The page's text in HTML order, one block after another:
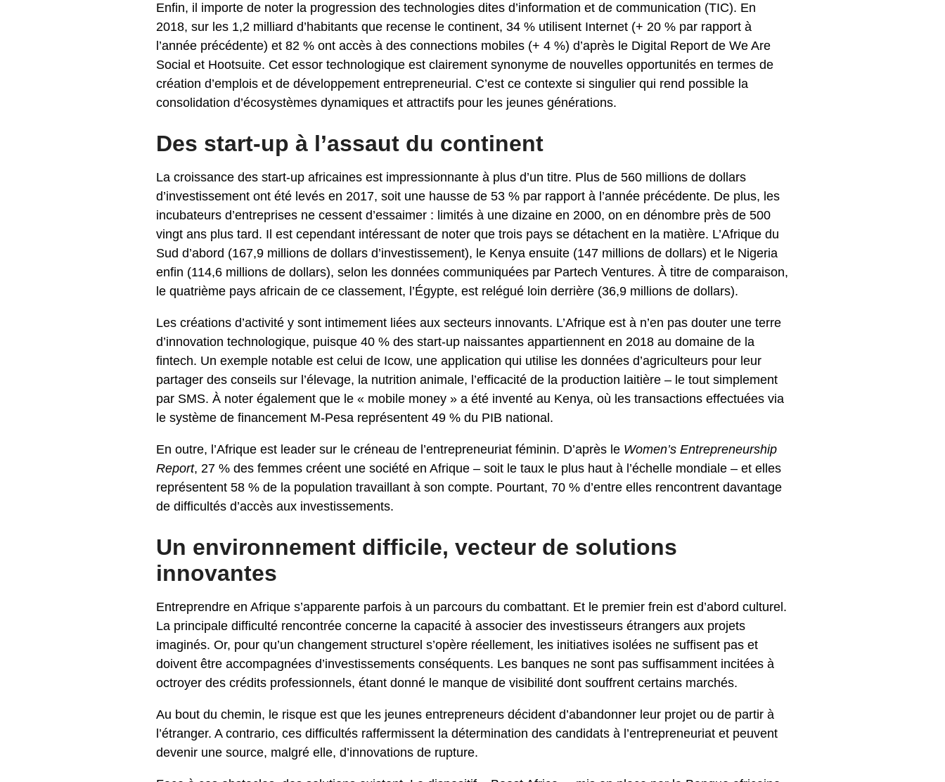
Enfin, il importe de noter la progression des technologies dites d’information et de communication (TIC). En
2018, sur les 1,2 milliard d’habitants que recense le continent, 34 % utilisent Internet (+ 20 % par rapport à
l’année précédente) et 82 % ont accès à des connections mobiles (+ 4 %) d’après le Digital Report de We Are
Social et Hootsuite. Cet essor technologique est clairement synonyme de nouvelles opportunités en termes de
création d’emplois et de développement entrepreneurial. C’est ce contexte si singulier qui rend possible la
consolidation d’écosystèmes dynamiques et attractifs pour les jeunes générations.
Des start-up à l’assaut du continent
La croissance des start-up africaines est impressionnante à plus d’un titre. Plus de 560 millions de dollars
d’investissement ont été levés en 2017, soit une hausse de 53 % par rapport à l’année précédente. De plus, les
incubateurs d’entreprises ne cessent d’essaimer : limités à une dizaine en 2000, on en dénombre près de 500
vingt ans plus tard. Il est cependant intéressant de noter que trois pays se détachent en la matière. L’Afrique du
Sud d’abord (167,9 millions de dollars d’investissement), le Kenya ensuite (147 millions de dollars) et le Nigeria
enfin (114,6 millions de dollars), selon les données communiquées par Partech Ventures. À titre de comparaison,
le quatrième pays africain de ce classement, l’Égypte, est relégué loin derrière (36,9 millions de dollars).
Les créations d’activité y sont intimement liées aux secteurs innovants. L’Afrique est à n’en pas douter une terre
d’innovation technologique, puisque 40 % des start-up naissantes appartiennent en 2018 au domaine de la
fintech. Un exemple notable est celui de Icow, une application qui utilise les données d’agriculteurs pour leur
partager des conseils sur l’élevage, la nutrition animale, l’efficacité de la production laitière – le tout simplement
par SMS. À noter également que le « mobile money » a été inventé au Kenya, où les transactions effectuées via
le système de financement M-Pesa représentent 49 % du PIB national.
En outre, l’Afrique est leader sur le créneau de l’entrepreneuriat féminin. D’après le Women’s Entrepreneurship
Report, 27 % des femmes créent une société en Afrique – soit le taux le plus haut à l’échelle mondiale – et elles
représentent 58 % de la population travaillant à son compte. Pourtant, 70 % d’entre elles rencontrent davantage
de difficultés d’accès aux investissements.
Un environnement difficile, vecteur de solutions
innovantes
Entreprendre en Afrique s’apparente parfois à un parcours du combattant. Et le premier frein est d’abord culturel.
La principale difficulté rencontrée concerne la capacité à associer des investisseurs étrangers aux projets
imaginés. Or, pour qu’un changement structurel s’opère réellement, les initiatives isolées ne suffisent pas et
doivent être accompagnées d’investissements conséquents. Les banques ne sont pas suffisamment incitées à
octroyer des crédits professionnels, étant donné le manque de visibilité dont souffrent certains marchés.
Au bout du chemin, le risque est que les jeunes entrepreneurs décident d’abandonner leur projet ou de partir à
l’étranger. A contrario, ces difficultés raffermissent la détermination des candidats à l’entrepreneuriat et peuvent
devenir une source, malgré elle, d’innovations de rupture.